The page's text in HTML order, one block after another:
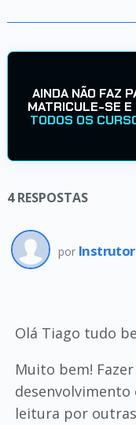
AINDA NÃO FAZ
MATRICULE-SE
TODOS OS
4RESPOSTAS
por Instrutor
Olá Tiago tudo
Muito bem!
leitura por